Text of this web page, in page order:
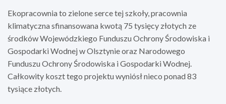
Ekopracownia to zielone serce tej szkoły, pracownia
klimatyczna sfinansowana kwotą 75 tysięcy złotych ze
środków Wojewódzkiego Funduszu Ochrony Środowiska i
Gospodarki Wodnej w Olsztynie oraz Narodowego
Funduszu Ochrony Środowiska i Gospodarki Wodnej.
Całkowity koszt tego projektu wyniósł nieco ponad 83
tysiące złotych.